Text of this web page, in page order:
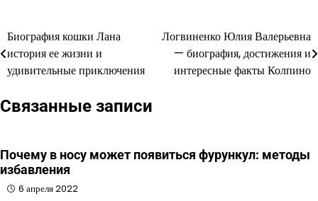
Навигация
по
Биография кошки Лана
история ее жизни и
удивительные приключения
Логвиненко Юлия Валерьевна
— биография, достижения и
интересные факты Колпино
Связанные записи
Почему в носу может появиться фурункул: методы
избавления
6 апреля 2022